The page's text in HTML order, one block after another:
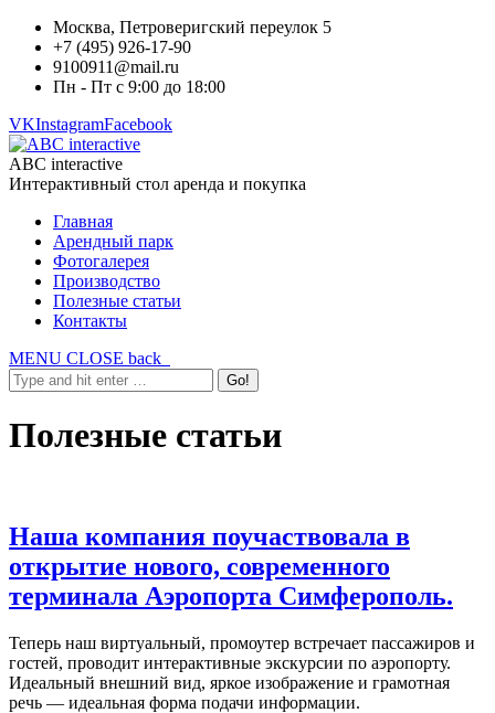
Москва, Петроверигский переулок 5
+7 (495) 926-17-90
9100911@mail.ru
Пн - Пт с 9:00 до 18:00
VKInstagramFacebook
ABC interactive
Интерактивный стол аренда и покупка
Главная
Арендный парк
Фотогалерея
Производство
Полезные статьи
Контакты
MENU CLOSE back
Полезные статьи
Наша компания поучаствовала в
открытие нового, современного
терминала Аэропорта Симферополь.
Теперь наш виртуальный, промоутер встречает пассажиров и
гостей, проводит интерактивные экскурсии по аэропорту.
Идеальный внешний вид, яркое изображение и грамотная
речь — идеальная форма подачи информации.